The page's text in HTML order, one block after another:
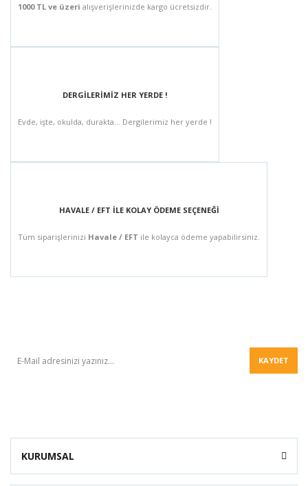
1000 TL ve üzeri alışverişlerinizde kargo ücretsizdir.
DERGİLERİMİZ HER YERDE !
Evde, işte, okulda, durakta... Dergilerimiz her yerde !
HAVALE / EFT İLE KOLAY ÖDEME SEÇENEĞİ
Tüm siparişlerinizi Havale / EFT ile kolayca ödeme yapabilirsiniz.
KAYDET
KURUMSAL